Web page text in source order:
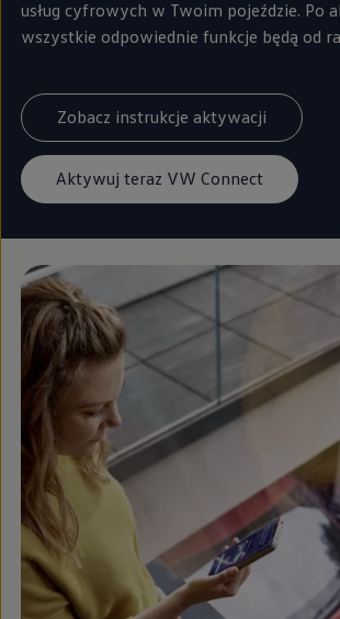
usług cyfrowych w Twoim pojeździe. Po
wszystkie odpowiednie funkcje będą od
Zobacz instrukcje aktywacji
Aktywuj teraz VW Connect